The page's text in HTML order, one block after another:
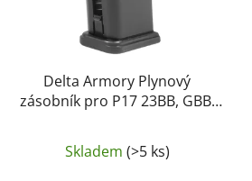
Delta Armory Plynový
zásobník pro P17 23BB, GBB,
Skladem (>5 ks)